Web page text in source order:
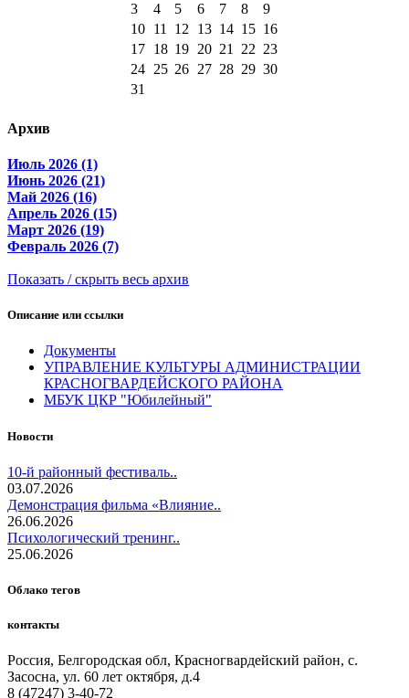
3
4 5 6 7 8
9
10
11 12 13 14 15 16
17
18 19 20 21 22 23
24 25 26 27 28 29 30
31
Архив
Июль 2026 (1)
Июнь 2026 (21)
Май 2026 (16)
Апрель 2026 (15)
Март 2026 (19)
Февраль 2026 (7)
Показать / скрыть весь архив
Описание или ссылки
Документы
УПРАВЛЕНИЕ КУЛЬТУРЫ АДМИНИСТРАЦИИ
КРАСНОГВАРДЕЙСКОГО РАЙОНА
МБУК ЦКР "Юбилейный"
Новости
10-й районный фестиваль..
03.07.2026
Демонстрация фильма «Влияние..
26.06.2026
Психологический тренинг..
25.06.2026
Облако тегов
контакты
Россия, Белгородская обл, Красногвардейский район, с.
Засосна, ул. 60 лет октября, д.4
8 (47247) 3-40-72